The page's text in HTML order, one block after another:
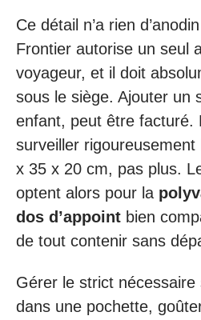
Ce détail n’a rien
Frontier autorise un seul
voyageur, et il doit
sous le siège. Ajouter un
enfant, peut être facturé.
surveiller
x 35 x 20 cm, pas plus.
optent alors pour la
dos d’appoint bien
de tout contenir sans
Gérer le strict nécessaire
dans une pochette,